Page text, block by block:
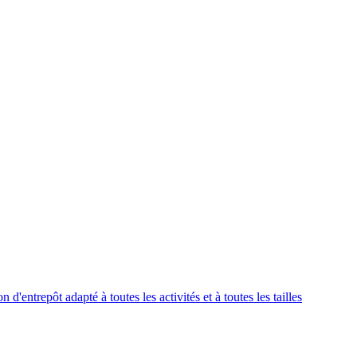
adapté à toutes les activités et à toutes les tailles